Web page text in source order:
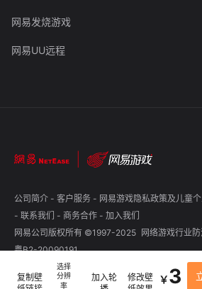
复制壁
选择
分辨
率
加入轮
修改壁
￥3
网易发烧游戏
网易UU远程
公司简介 - 客户服务 - 网易游戏隐私政策及儿童
- 联系我们 - 商务合作 - 加入我们
网易公司版权所有 ©1997-2025 网络游戏行业
粤B2-20090191